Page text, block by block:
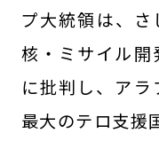
プ大統領は、
核・ミサイル開
に批判し、ア
最大のテロ支